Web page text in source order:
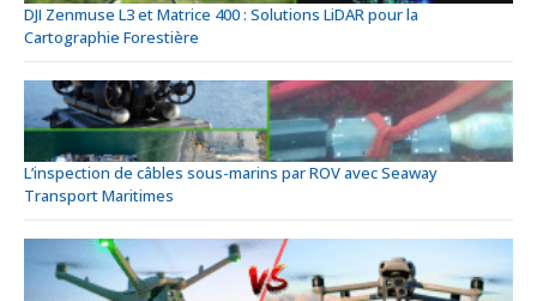
DJI Zenmuse L3 et Matrice 400 : Solutions LiDAR pour la
Cartographie Forestière
L’inspection de câbles sous-marins par ROV avec Seaway
Transport Maritimes